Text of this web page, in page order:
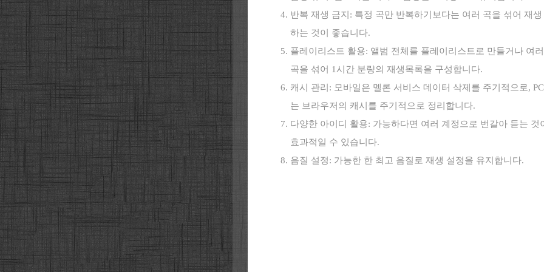
반복 재생 금지: 특정 곡만 반복하기보다는 여러 곡을 섞어 재생
하는 것이 좋습니다.
플레이리스트 활용: 앨범 전체를 플레이리스트로 만들거나 여러
곡을 섞어 1시간 분량의 재생목록을 구성합니다.
캐시 관리: 모바일은 멜론 서비스 데이터 삭제를 주기적으로, PC
는 브라우저의 캐시를 주기적으로 정리합니다.
다양한 아이디 활용: 가능하다면 여러 계정으로 번갈아 듣는 것
효과적일 수 있습니다.
음질 설정: 가능한 한 최고 음질로 재생 설정을 유지합니다.